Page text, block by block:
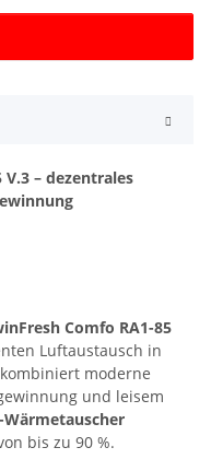
V.3 – dezentrales
Comfo RA1-85
Luftaustausch in
moderne
und leisem
bis zu 90 %.